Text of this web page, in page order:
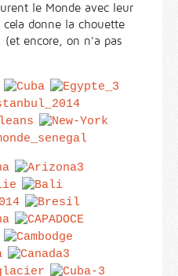
le Monde avec leur
cela donne la chouette
(et encore, on n'a pas